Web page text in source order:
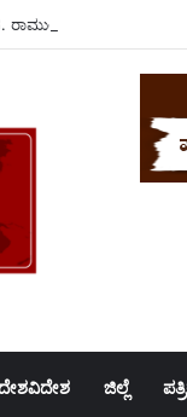
ನಿವಾಸಕ್ಕೆ ಎಐಸಿಸಿ
ಜಿಲ್ಲೆ